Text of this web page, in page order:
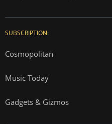
SUBSCRIPTION:
Cosmopolitan
Music Today
Gadgets & Gizmos